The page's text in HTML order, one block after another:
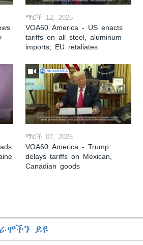
ማርች 12, 2025
VOA60 America - US enacts
tariffs on all steel, aluminum
imports; EU retaliates
ማርች 07, 2025
VOA60 America - Trump
delays tariffs on Mexican,
Canadian goods
ይዩ